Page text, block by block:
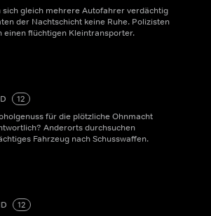
sich gleich mehrere Autofahrer verdächtig
der Nachtschicht keine Ruhe. Polizisten
einen flüchtigen Kleintransporter.
12
für die plötzliche Ohnmacht
Anderorts durchsuchen
Fahrzeug nach Schusswaffen.
12